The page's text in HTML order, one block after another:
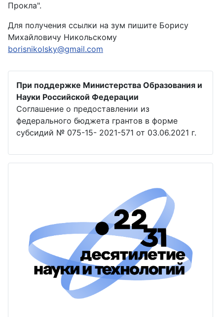
Прокла".
Для получения ссылки на зум пишите Борису
Михайловичу Никольскому
borisnikolsky@gmail.com
При поддержке Министерства Образования и
Науки Российской Федерации
Соглашение о предоставлении из
федерального бюджета грантов в форме
субсидий № 075-15- 2021-571 от 03.06.2021 г.